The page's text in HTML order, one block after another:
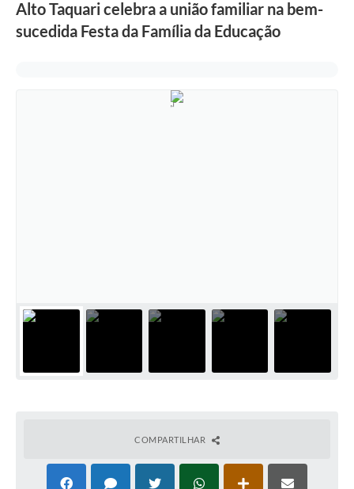
Alto Taquari celebra a união familiar na bem-
sucedida Festa da Família da Educação
COMPARTILHAR